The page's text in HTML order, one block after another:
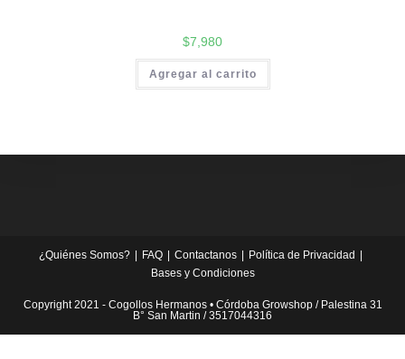
$7,980
Agregar al carrito
¿Quiénes Somos? FAQ Contactanos
Política de Privacidad
Bases y Condiciones
Copyright 2021 - Cogollos Hermanos • Córdoba Growshop / Palestina 31
B° San Martin / 3517044316